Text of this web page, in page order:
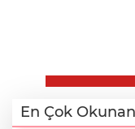
En Çok